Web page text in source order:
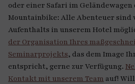
oder einer Safari im
Mountainbike: Alle Abenteuer sind
Aufenthalts in unserem Hotel
der Organisation Ihres
Seminarprojekts, das dem Image
entspricht, gerne zur Verfügung.
Kontakt mit unserem Team auf!